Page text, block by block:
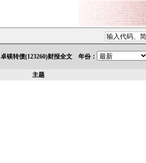
卓镁转债(123260)财报全文 年份：
主题